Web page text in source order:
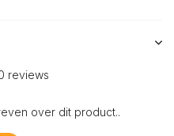
reviews
over dit product..